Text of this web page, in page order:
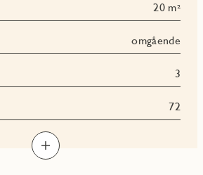
20 m²
omgående
3
72